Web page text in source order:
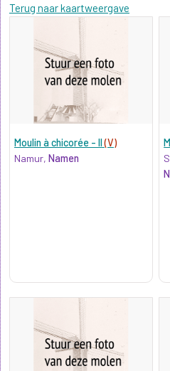
Terug naar kaartweergave
Moulin à chicorée - II(V)
Namur, Namen